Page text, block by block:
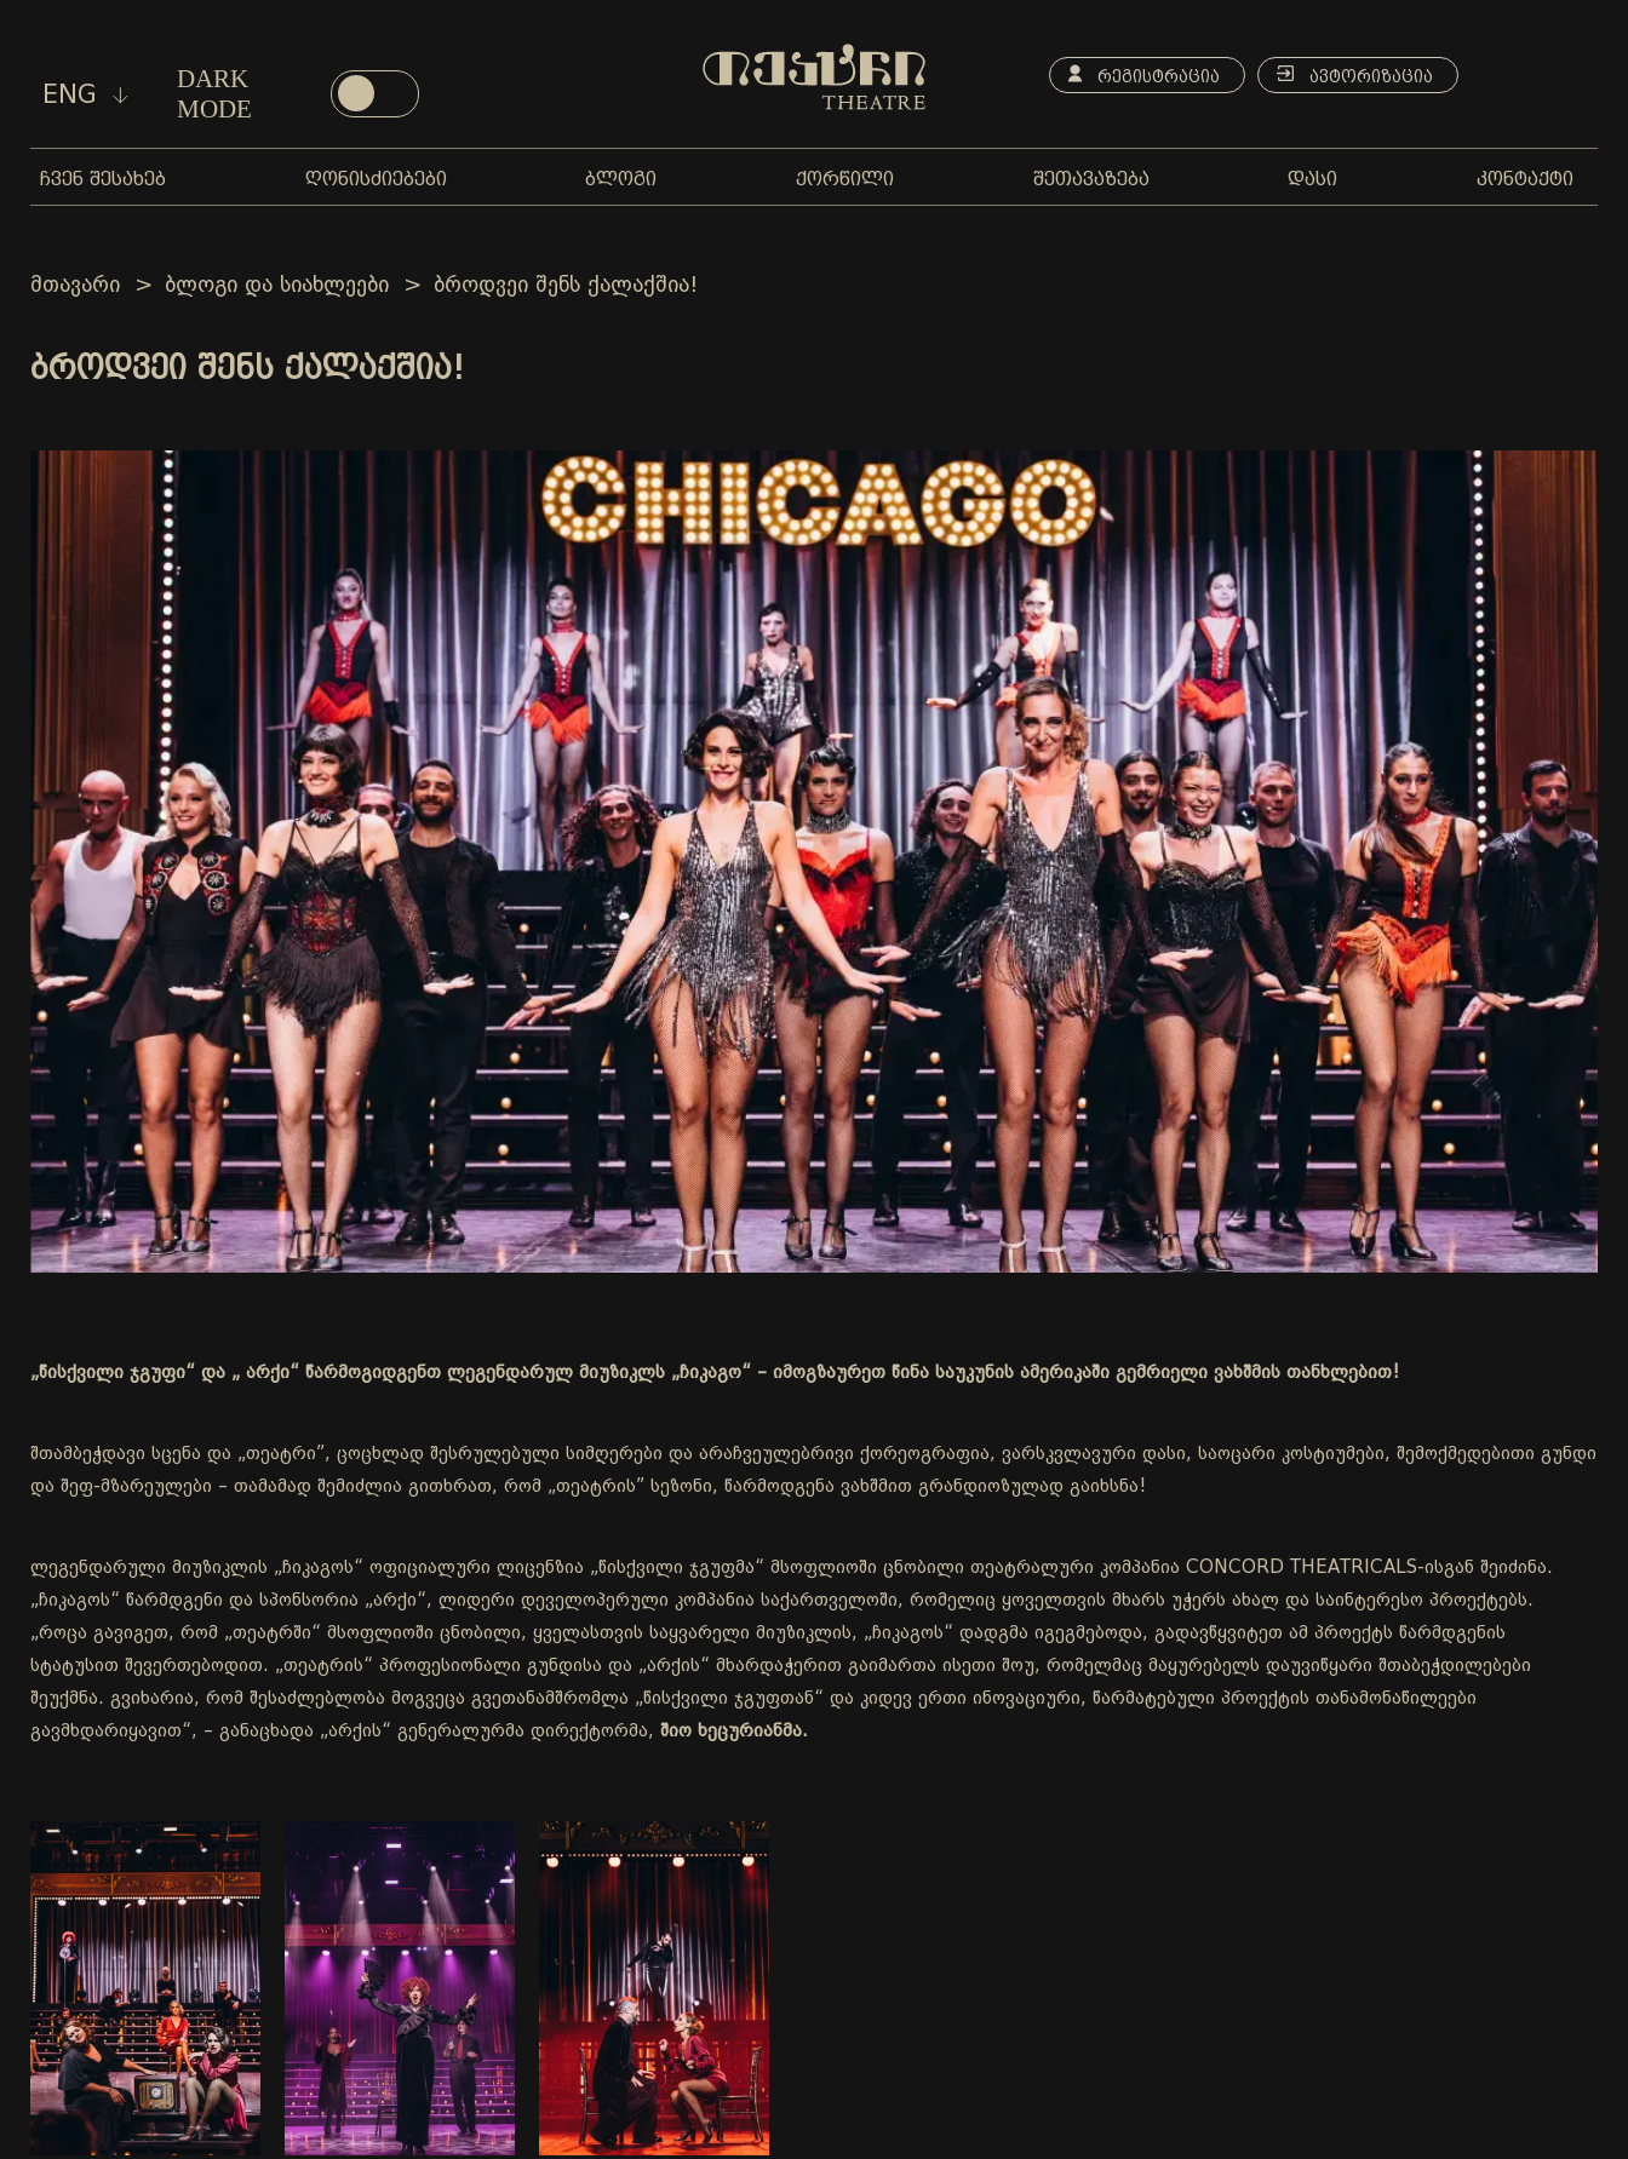
ENG
DARK
MODE
ᲠᲔᲒᲘᲡᲢᲠᲐᲪᲘᲐ ᲐᲕᲢᲝᲠᲘᲖᲐᲪᲘᲐ
ᲩᲕᲔᲜ ᲨᲔᲡᲐᲮᲔᲑ ᲦᲝᲜᲘᲡᲫᲘᲔᲑᲔᲑᲘ ᲑᲚᲝᲒᲘ ᲥᲝᲠᲬᲘᲚᲘ ᲨᲔᲗᲐᲕᲐᲖᲔᲑᲐ ᲓᲐᲡᲘ ᲙᲝᲜᲢᲐᲥᲢᲘ
მთავარი ბლოგი და სიახლეები ბროდვეი შენს ქალაქშია!
ᲑᲠᲝᲓᲕᲔᲘ ᲨᲔᲜᲡ ᲥᲐᲚᲐᲥᲨᲘᲐ!
„წისქვილი ჯგუფი“ და „ არქი“ წარმოგიდგენთ ლეგენდარულ მიუზიკლს „ჩიკაგო“ – იმოგზაურეთ წინა საუკუნის ამერიკაში გემრიელი ვახშმის თანხლებით!
შთამბეჭდავი სცენა და „თეატრი”, ცოცხლად შესრულებული სიმღერები და არაჩვეულებრივი ქორეოგრაფია, ვარსკვლავური დასი, საოცარი კოსტიუმები, შემოქმედებითი გუნდი
და შეფ-მზარეულები – თამამად შემიძლია გითხრათ, რომ „თეატრის” სეზონი, წარმოდგენა ვახშმით გრანდიოზულად გაიხსნა!
ლეგენდარული მიუზიკლის „ჩიკაგოს“ ოფიციალური ლიცენზია „წისქვილი ჯგუფმა“ მსოფლიოში ცნობილი თეატრალური კომპანია CONCORD THEATRICALS-ისგან შეიძინა.
„ჩიკაგოს“ წარმდგენი და სპონსორია „არქი“, ლიდერი დეველოპერული კომპანია საქართველოში, რომელიც ყოველთვის მხარს უჭერს ახალ და საინტერესო პროექტებს.
„როცა გავიგეთ, რომ „თეატრში“ მსოფლიოში ცნობილი, ყველასთვის საყვარელი მიუზიკლის, „ჩიკაგოს“ დადგმა იგეგმებოდა, გადავწყვიტეთ ამ პროექტს წარმდგენის
სტატუსით შევერთებოდით. „თეატრის“ პროფესიონალი გუნდისა და „არქის“ მხარდაჭერით გაიმართა ისეთი შოუ, რომელმაც მაყურებელს დაუვიწყარი შთაბეჭდილებები
შეუქმნა. გვიხარია, რომ შესაძლებლობა მოგვეცა გვეთანამშრომლა „წისქვილი ჯგუფთან“ და კიდევ ერთი ინოვაციური, წარმატებული პროექტის თანამონაწილეები
გავმხდარიყავით“, – განაცხადა „არქის“ გენერალურმა დირექტორმა, შიო ხეცურიანმა.